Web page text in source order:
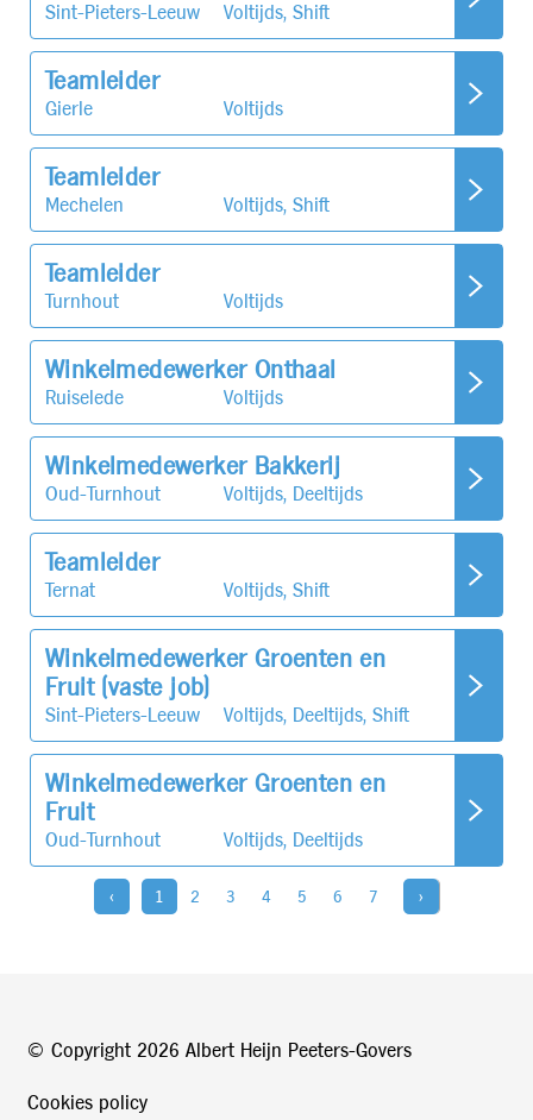
Sint-Pieters-Leeuw Voltijds, Shift
Teamleider
Gierle Voltijds
Teamleider
Mechelen Voltijds, Shift
Teamleider
Turnhout Voltijds
Winkelmedewerker Onthaal
Ruiselede Voltijds
Winkelmedewerker Bakkerij
Oud-Turnhout Voltijds, Deeltijds
Teamleider
Ternat Voltijds, Shift
Winkelmedewerker Groenten en
Fruit (vaste job)
Sint-Pieters-Leeuw Voltijds, Deeltijds, Shift
Winkelmedewerker Groenten en
Fruit
Oud-Turnhout Voltijds, Deeltijds
‹ 1 2 3 4 5 6 7 ›
© Copyright 2026 Albert Heijn Peeters-Govers
Cookies policy